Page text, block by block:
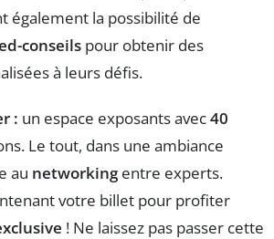
également la possibilité de
conseils pour obtenir des
à leurs défis.
: un espace exposants avec40
Le tout, dans une ambiance
au networkingentre experts.
votre billet pour profiter
! Ne laissez pas passer cette